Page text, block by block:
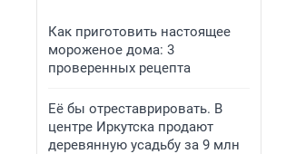
Как приготовить настоящее
мороженое дома: 3
проверенных рецепта
Её бы отреставрировать. В
центре Иркутска продают
деревянную усадьбу за 9 млн